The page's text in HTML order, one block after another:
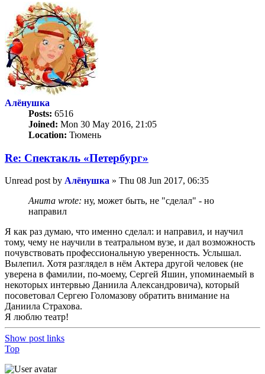
Алёнушка
Posts: 6516
Joined: Mon 30 May 2016, 21:05
Location: Тюмень
Re: Спектакль «Петербург»
Unread post by Алёнушка » Thu 08 Jun 2017, 06:35
Анита wrote: ну, может быть, не "сделал" - но
направил
Я как раз думаю, что именно сделал: и направил, и научил
тому, чему не научили в театральном вузе, и дал возможность
почувствовать профессиональную уверенность. Услышал.
Вылепил. Хотя разглядел в нём Актера другой человек (не
уверена в фамилии, по-моему, Сергей Яшин, упоминаемый в
некоторых интервью Даниила Александровича), который
посоветовал Сергею Голомазову обратить внимание на
Даниила Страхова.
Я люблю театр!
Show post links
Top